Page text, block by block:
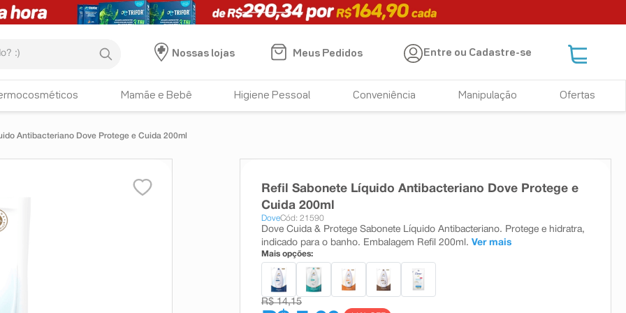
Nossas lojas
Meus Pedidos Entre ou Cadastre-se
Mamãe e Bebê Higiene Pessoal Conveniência Manipulação Ofertas
Antibacteriano Dove Protege e Cuida 200ml
Refil Sabonete Líquido Antibacteriano Dove Protege e
Cuida 200ml
DoveCód: 21590
Dove Cuida & Protege Sabonete Líquido Antibacteriano. Protege e hidratra,
indicado para o banho. Embalagem Refil 200ml. Ver mais
Mais opções:
R$ 14,15